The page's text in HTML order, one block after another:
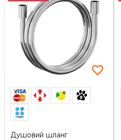
6
Душовий шланг